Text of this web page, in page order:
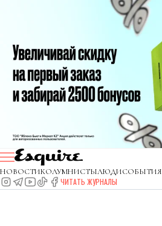
НОВОСТИКОЛУМНИСТЫЛЮДИСОБЫТИЯ
ЧИТАТЬ ЖУРНАЛЫ